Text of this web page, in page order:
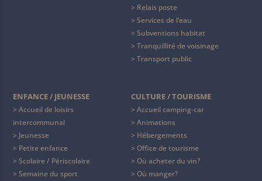
Relais poste
Services de l’eau
Subventions habitat
Tranquillité de voisinage
Transport public
ENFANCE / JEUNESSE
Accueil de loisirs
intercommunal
Jeunesse
Petite enfance
Scolaire / Périscolaire
Semaine du sport
CULTURE / TOURISME
Accueil camping-car
Animations
Hébergements
Office de tourisme
Où acheter du vin?
Où manger?